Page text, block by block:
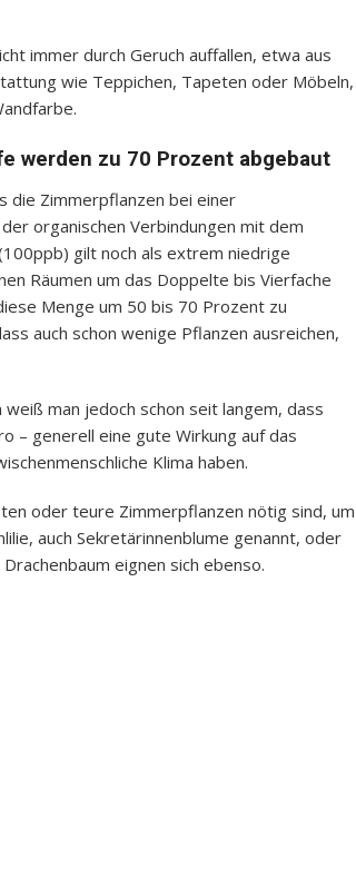
immer durch Geruch auffallen, etwa aus
wie Teppichen, Tapeten oder Möbeln,
werden zu 70 Prozent abgebaut
die Zimmerpflanzen bei einer
organischen Verbindungen mit dem
gilt noch als extrem niedrige
Räumen um das Doppelte bis Vierfache
Menge um 50 bis 70 Prozent zu
auch schon wenige Pflanzen ausreichen,
man jedoch schon seit langem, dass
– generell eine gute Wirkung auf das
Klima haben.
oder teure Zimmerpflanzen nötig sind, um
auch Sekretärinnenblume genannt, oder
eignen sich ebenso.